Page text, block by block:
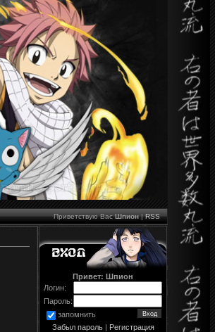
Приветствую Вас Шпион|RSS
Привет: Шпион
Логин:
Пароль:
запомнить
Забыл пароль| Регистрация